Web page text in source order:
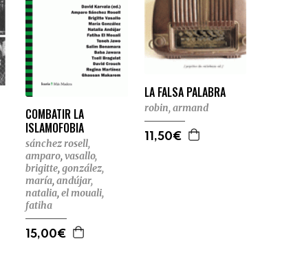
COMBATIR LA
ISLAMOFOBIA
sánchez rosell,
amparo,vasallo,
brigitte,gonzález,
maría,andújar,
natalia,el mouali,
fatiha
15,00€
LA FALSA PALABRA
robin, armand
11,50€